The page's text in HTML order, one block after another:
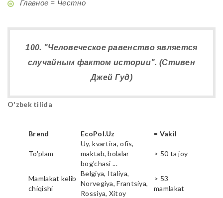
Главное = Честно
100. "Человеческое равенство является
случайным фактом истории". (Стивен
Джей Гуд)
O'zbek tilida
Brend EcoPol.Uz = Vakil
To'plam
Uy, kvartira, ofis,
maktab, bolalar
bog'chasi ...
> 50 ta joy
Mamlakat kelib
chiqishi
Belgiya, Italiya,
Norvegiya, Frantsiya,
Rossiya, Xitoy
> 53
mamlakat